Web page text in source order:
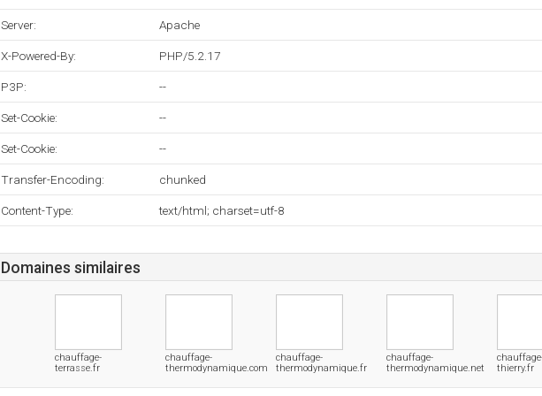
Server: Apache
X-Powered-By: PHP/5.2.17
P3P: --
Set-Cookie: --
Set-Cookie: --
Transfer-Encoding: chunked
Content-Type: text/html; charset=utf-8
Domaines similaires
chauffage-
terrasse.fr
chauffage-
thermodynamique.com
chauffage-
thermodynamique.fr
chauffage-
thermodynamique.net
thierry.fr